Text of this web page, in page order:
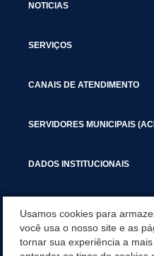
NOTICIAS
SERVIÇOS
CANAIS DE ATENDIMENTO
SERVIDORES MUNICIPAIS
DADOS INSTITUCIONAIS
SERVIÇOS TRIBUTARIOS
Usamos cookies para
você usa o nosso site e as
tornar sua experiência a